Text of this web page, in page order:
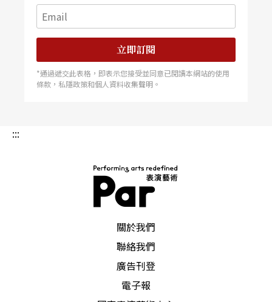
立即訂閱
*通過遞交此表格，即表示您接受並同意已閱讀本網站的使用
條款，私隱政策和個人資料收集聲明。
:::
關於我們
聯絡我們
廣告刊登
電子報